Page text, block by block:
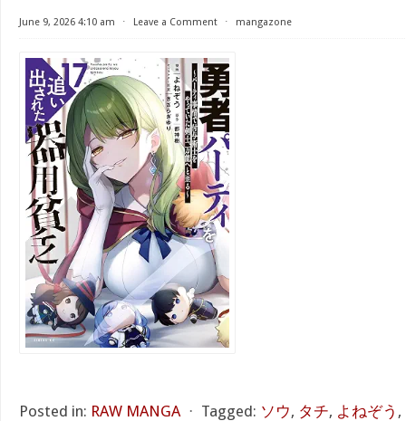
June 9, 2026 4:10 am ⋅ Leave a Comment ⋅ mangazone
Posted in: RAW MANGA ⋅ Tagged: ソウ, タチ, よねぞう ,